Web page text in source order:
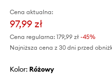
Cena aktualna:
97,99 zł
Cena regularna: 179,99 zł -45%
Najniższa cena z 30 dni przed
Kolor: różowy